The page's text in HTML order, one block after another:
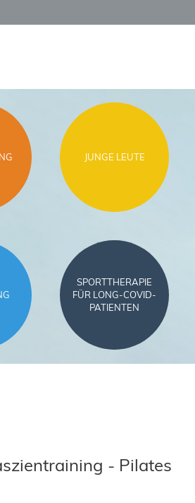
JUNGE LEUTE
SPORTTHERAPIE
FÜR LONG-COVID-
PATIENTEN
- Pilates